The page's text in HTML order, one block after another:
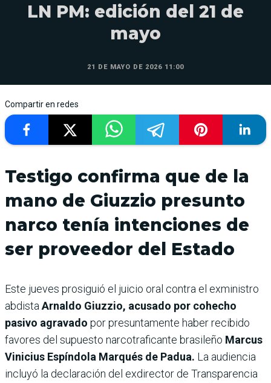
LN PM: edición del 21 de
mayo
21 DE MAYO DE 2026 11:00
Compartir en redes
Testigo confirma que de la
mano de Giuzzio presunto
narco tenía intenciones de
ser proveedor del Estado
Este jueves prosiguió el juicio oral contra el exministro
abdista Arnaldo Giuzzio, acusado por cohecho
pasivo agravado por presuntamente haber recibido
favores del supuesto narcotraficante brasileño Marcus
Vinicius Espíndola Marqués de Padua. La audiencia
incluyó la declaración del exdirector de Transparencia